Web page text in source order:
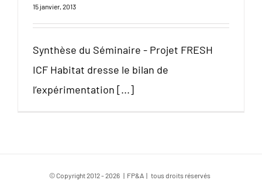
15 janvier, 2013
Synthèse du Séminaire - Projet FRESH
ICF Habitat dresse le bilan de
l’expérimentation [...]
© Copyright 2012 -2026 | FP&A | tous droits réservés